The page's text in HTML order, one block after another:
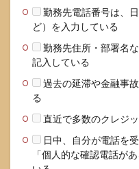
勤務先電話番号は、
ど）を入力している
勤務先住所・部署名
記入している
過去の延滞や金融事
る
直近で多数のクレジ
日中、自分が電話を
「個人的な確認電話が